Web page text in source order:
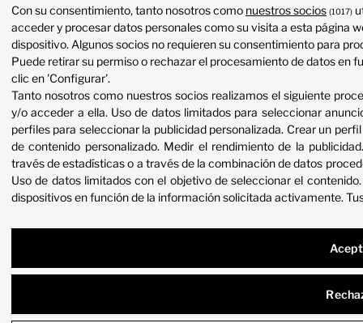
Con su consentimiento, tanto nosotros como nuestros socios (1017)
acceder y procesar datos personales como su visita a esta página
dispositivo. Algunos socios no requieren su consentimiento para
Puede retirar su permiso o rechazar el procesamiento de datos en
clic en 'Configurar'.
Tanto nosotros como nuestros socios realizamos el siguiente
y/o acceder a ella. Uso de datos limitados para seleccionar
perfiles para seleccionar la publicidad personalizada. Crear un
de contenido personalizado. Medir el rendimiento de la publicidad
través de estadísticas o a través de la combinación de datos
Uso de datos limitados con el objetivo de seleccionar el contenido
dispositivos en función de la información solicitada activamente.